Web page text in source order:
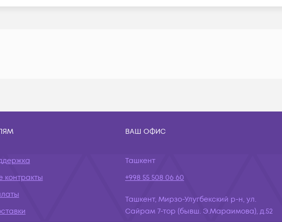
контракты
ВАШ ОФИС
Ташкент
+998 55 508 06 60
Ташкент, Мирзо-Улугбекский р-н, ул.
Сайрам 7-тор (бывш. Э.Мараимова), д.52